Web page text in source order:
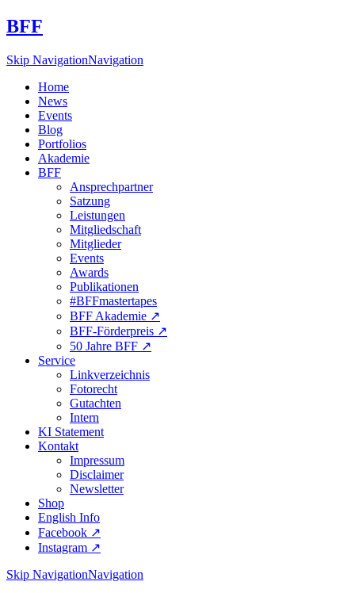
BFF
Skip NavigationNavigation
Home
News
Events
Blog
Portfolios
Akademie
BFF
Ansprechpartner
Satzung
Leistungen
Mitgliedschaft
Mitglieder
Events
Awards
Publikationen
#BFFmastertapes
BFF Akademie ↗︎
BFF-Förderpreis ↗︎
50 Jahre BFF ↗︎
Service
Linkverzeichnis
Fotorecht
Gutachten
Intern
KI Statement
Kontakt
Impressum
Disclaimer
Newsletter
Shop
English Info
Facebook ↗︎
Instagram ↗︎
Skip NavigationNavigation